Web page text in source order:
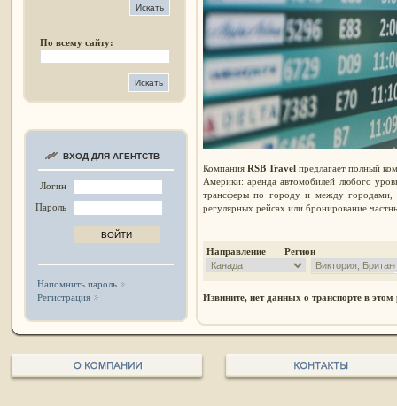
По всему сайту:
ВХОД ДЛЯ АГЕНТСТВ
Логин
Пароль
Напомнить пароль
Регистрация
Компания RSB Travelпредлагает полный
Америки: аренда автомобилей любого
трансферы по городу и между городами,
регулярных рейсах или бронирование
Направление Регион
Извините, нет данных о транспорте в